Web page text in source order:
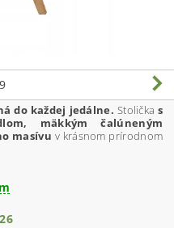
do každej jedálne. Stoličkas
mäkkým čalúneným
masívu v krásnom prírodnom